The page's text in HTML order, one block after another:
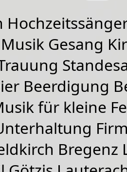
Gesang
Beerdigung
für kleine
Bregenz